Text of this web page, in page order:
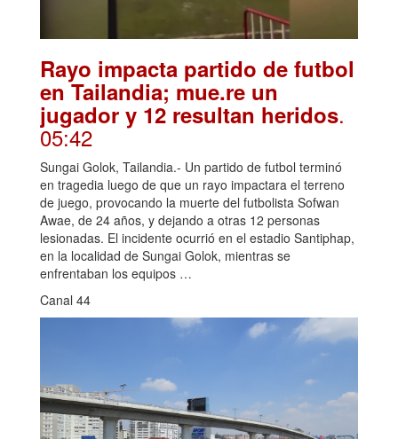
Rayo impacta partido de futbol
en Tailandia; mue.re un
jugador y 12 resultan heridos.
05:42
Sungai Golok, Tailandia.- Un partido de futbol terminó
en tragedia luego de que un rayo impactara el terreno
de juego, provocando la muerte del futbolista Sofwan
Awae, de 24 años, y dejando a otras 12 personas
lesionadas. El incidente ocurrió en el estadio Santiphap,
en la localidad de Sungai Golok, mientras se
enfrentaban los equipos …
Canal 44